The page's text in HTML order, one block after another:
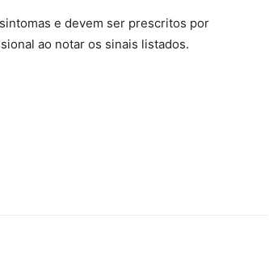
e devem ser prescritos por
ao notar os sinais listados.